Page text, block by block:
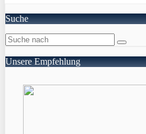
Suche
Unsere Empfehlung